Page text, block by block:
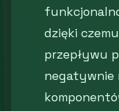
dzięki
przepływu
negatywnie